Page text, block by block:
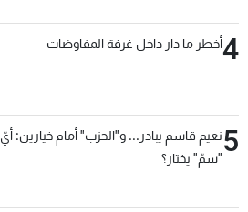
4أخطر ما دار داخل غرفة المفاوضات
5نعيم قاسم يبادر... و"الحزب" أمام خيارين: أيّ
"سمّ" يختار؟